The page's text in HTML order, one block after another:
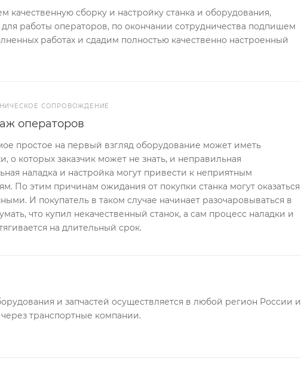
качественную сборку и настройку станка и оборудования,
для работы операторов, по окончании сотрудничества подпишем
работах и сдадим полностью качественно настроенный
СОПРОВОЖДЕНИЕ
операторов
простое на первый взгляд оборудование может иметь
о которых заказчик может не знать, и неправильная
наладка и настройка могут привести к неприятным
По этим причинам ожидания от покупки станка могут оказаться
И покупатель в таком случае начинает разочаровываться в
что купил некачественный станок, а сам процесс наладки и
на длительный срок.
и запчастей осуществляется в любой регион России и
транспортные компании.